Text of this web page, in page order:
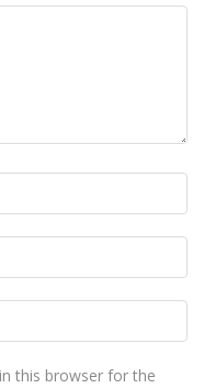
this browser for the